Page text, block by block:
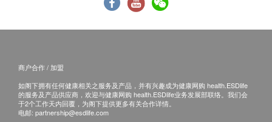
糖尿
空腹血糖
否则将需要额外支付医生评估费用（星期一至六:
院将不设后补、改期或退款安排。
3. 客户如需额外索取报告复印本，本院将另收取行政
费用。
商户合作 / 加盟
如阁下拥有任何健康相关之服务及产品，并有兴趣成为健康网购 health.ESDlife
的服务及产品供应商，欢迎与健康网购 health.ESDlife业务发展部联络。我们会
于2个工作天内回覆，为阁下提供更多有关合作详情。
电邮: partnership@esdlife.com